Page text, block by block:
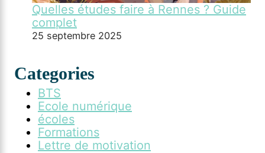
Quelles études faire à Rennes ? Guide
complet
25 septembre 2025
Categories
BTS
Ecole numérique
écoles
Formations
Lettre de motivation